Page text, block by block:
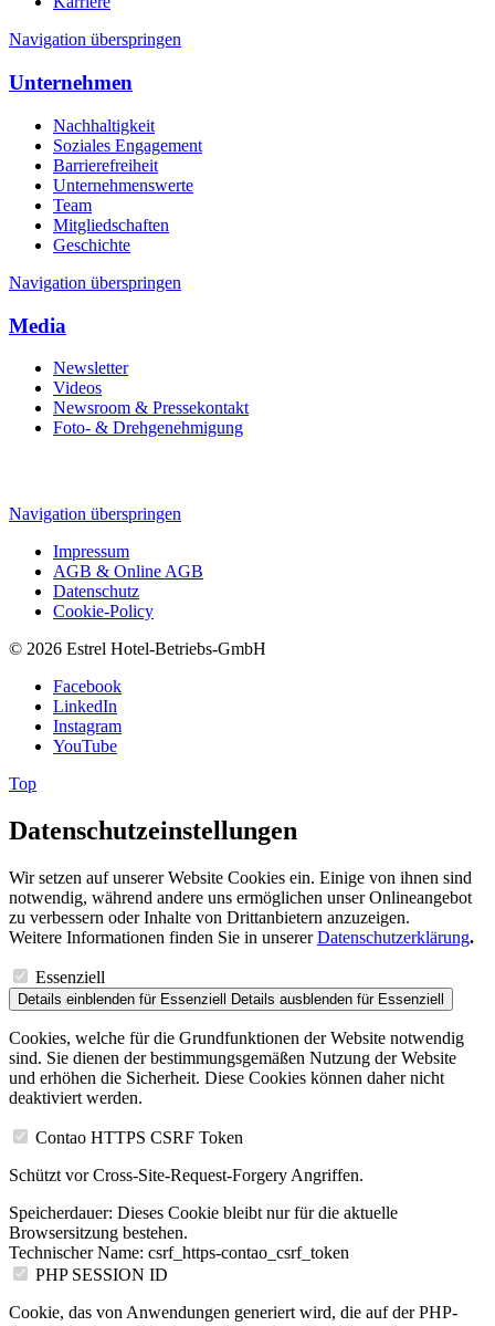
Navigation überspringen
Unternehmen
Nachhaltigkeit
Soziales Engagement
Barrierefreiheit
Unternehmenswerte
Team
Mitgliedschaften
Geschichte
Navigation überspringen
Media
Newsletter
Videos
Newsroom & Pressekontakt
Foto- & Drehgenehmigung
Navigation überspringen
Impressum
AGB & Online AGB
Datenschutz
Cookie-Policy
© 2026 Estrel Hotel-Betriebs-GmbH
Facebook
LinkedIn
Instagram
YouTube
Top
Datenschutzeinstellungen
Wir setzen auf unserer Website Cookies ein. Einige von ihnen sind
notwendig, während andere uns ermöglichen unser Onlineangebot
zu verbessern oder Inhalte von Drittanbietern anzuzeigen.
Weitere Informationen finden Sie in unsererDatenschutzerklärung.
Essenziell
Details einblenden für Essenziell Details ausblenden für Essenziell
Cookies, welche für die Grundfunktionen der Website notwendig
sind. Sie dienen der bestimmungsgemäßen Nutzung der Website
und erhöhen die Sicherheit. Diese Cookies können daher nicht
deaktiviert werden.
Contao HTTPS CSRF Token
Schützt vor Cross-Site-Request-Forgery Angriffen.
Speicherdauer: Dieses Cookie bleibt nur für die aktuelle
Browsersitzung bestehen.
Technischer Name: csrf_https-contao_csrf_token
PHP SESSION ID
Cookie, das von Anwendungen generiert wird, die auf der PHP-